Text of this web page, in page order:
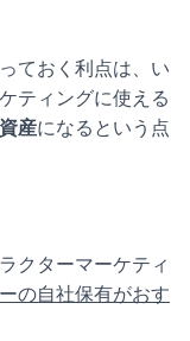
ておく利点は、い
ティングに使える
産になるという点
クターマーケティ
の自社保有がおす